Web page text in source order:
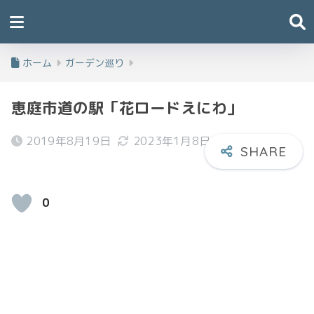
ホーム ガーデン巡り
恵庭市道の駅「花ロードえにわ」
2019年8月19日 2023年1月8日
0